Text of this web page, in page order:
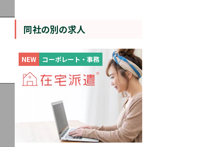
同社の別の求人
NEW コーポレート・事務